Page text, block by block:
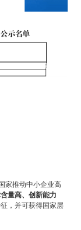
家推动中小企业高
量高、创新能力
，并可获得国家层